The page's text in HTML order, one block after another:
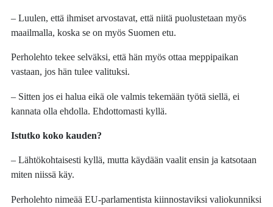
– Luulen, että ihmiset arvostavat, että niitä puolustetaan myös
maailmalla, koska se on myös Suomen etu.
Perholehto tekee selväksi, että hän myös ottaa meppipaikan
vastaan, jos hän tulee valituksi.
– Sitten jos ei halua eikä ole valmis tekemään työtä siellä, ei
kannata olla ehdolla. Ehdottomasti kyllä.
Istutko koko kauden?
– Lähtökohtaisesti kyllä, mutta käydään vaalit ensin ja katsotaan
miten niissä käy.
Perholehto nimeää EU-parlamentista kiinnostaviksi valiokunniksi